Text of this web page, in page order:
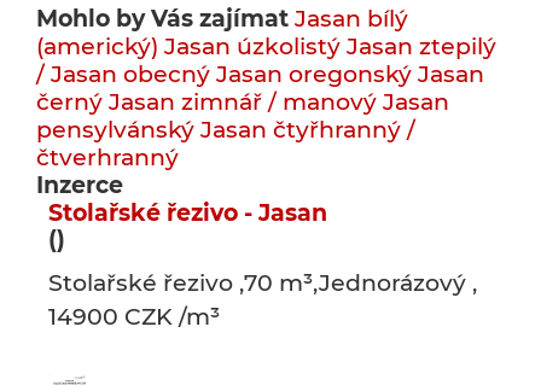
Mohlo by Vás zajímat Jasan bílý
(americký) Jasan úzkolistý Jasan ztepilý
/ Jasan obecný Jasan oregonský Jasan
černý Jasan zimnář / manový Jasan
pensylvánský Jasan čtyřhranný /
čtverhranný
Inzerce
Stolařské řezivo - Jasan
()
Stolařské řezivo ,70 m³,Jednorázový ,
14900 CZK /m³